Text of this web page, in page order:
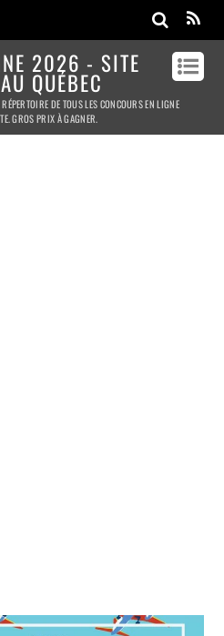
2026 - SITE
QUÉBEC
DE TOUS LES CONCOURS EN LIGNE
GROS PRIX À GAGNER.